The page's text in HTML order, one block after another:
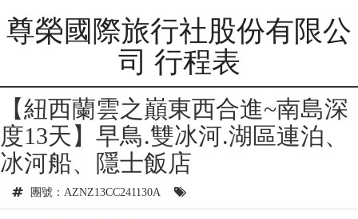
尊榮國際旅行社股份有限公
司 行程表
【紐西蘭雲之巔東西合進~南島深
度13天】早鳥.雙冰河.湖區連泊、
冰河船、隱士飯店
團號：AZNZ13CC241130A